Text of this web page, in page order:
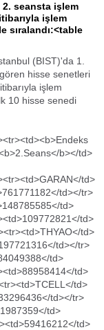
2. seansta işlem
işlem
sıralandı:<table
(BIST)'da 1.
hisse senetleri
işlem
10 hisse senedi
b></td>
td>
td></tr>
td>
td>
td>
td></tr>
td>
td>
td>
td></tr>
td>
td>